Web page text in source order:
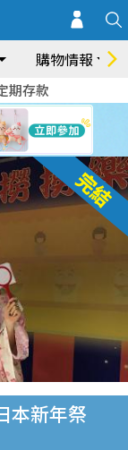
購物情報
期存款
本新年祭